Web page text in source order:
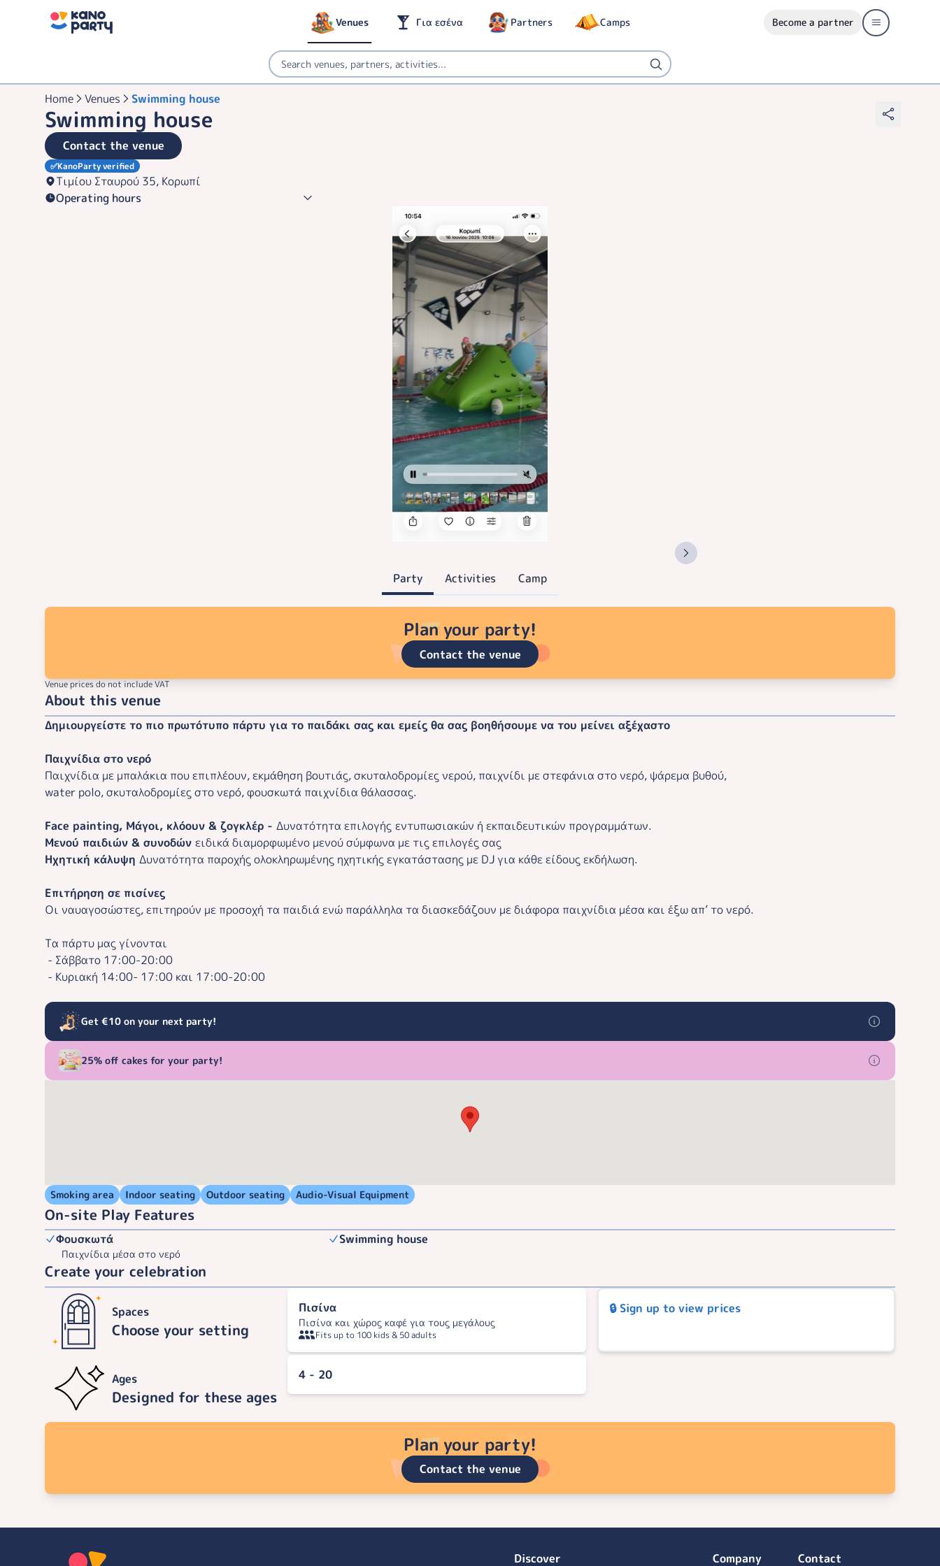
Venues Για εσένα Partners Camps Become a partner
Home Venues Swimming house
Swimming house
Contact the venue
✅KanoParty verified
Τιμίου Σταυρού 35, Κορωπί
Operating hours
Party Activities Camp
Plan your party!
Contact the venue
Venue prices do not include VAT
About this venue
Δημιουργείστε το πιο πρωτότυπο πάρτυ για το παιδάκι σας και εμείς θα σας βοηθήσουμε να του μείνει αξέχαστο
Παιχνίδια στο νερό
Παιχνίδια με μπαλάκια που επιπλέουν, εκμάθηση βουτιάς, σκυταλοδρομίες νερού, παιχνίδι με στεφάνια στο νερό, ψάρεμα βυθού,
water polo, σκυταλοδρομίες στο νερό, φουσκωτά παιχνίδια θάλασσας.
Face painting, Μάγοι, κλόουν & ζογκλέρ - Δυνατότητα επιλογής εντυπωσιακών ή εκπαιδευτικών προγραμμάτων.
Μενού παιδιών & συνοδών ειδικά διαμορφωμένο μενού σύμφωνα με τις επιλογές σας
Ηχητική κάλυψη Δυνατότητα παροχής ολοκληρωμένης ηχητικής εγκατάστασης με DJ για κάθε είδους εκδήλωση.
Επιτήρηση σε πισίνες
Οι ναυαγοσώστες, επιτηρούν με προσοχή τα παιδιά ενώ παράλληλα τα διασκεδάζουν με διάφορα παιχνίδια μέσα και έξω απ’ το νερό.
Τα πάρτυ μας γίνονται
- Σάββατο 17:00-20:00
- Κυριακή 14:00- 17:00 και 17:00-20:00
Get €10 on your next party!
25% off cakes for your party!
Smoking area Indoor seating Outdoor seating Audio-Visual Equipment
On-site Play Features
Φουσκωτά
Παιχνίδια μέσα στο νερό
Swimming house
Create your celebration
Spaces
Choose your setting
Πισίνα
Πισίνα και χώρος καφέ για τους μεγάλους
Fits up to 100 kids & 50 adults
🔒 Sign up to view prices
Ages
Designed for these ages
4 - 20
Plan your party!
Contact the venue
Discover Company Contact